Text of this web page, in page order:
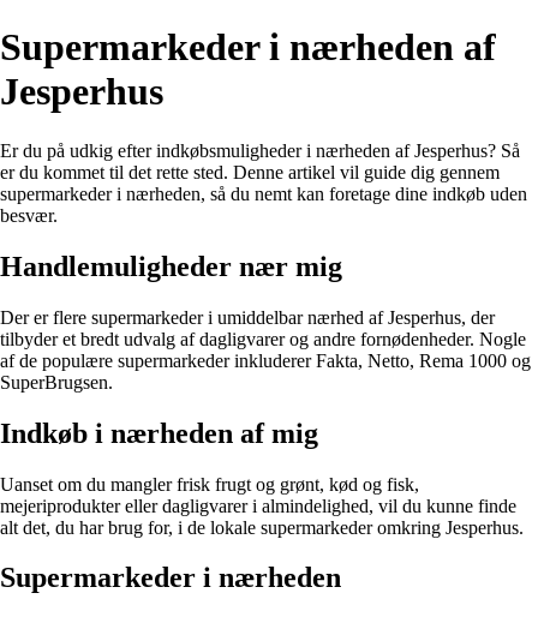
Supermarkeder i nærheden af
Jesperhus
Er du på udkig efter indkøbsmuligheder i nærheden af Jesperhus? Så
er du kommet til det rette sted. Denne artikel vil guide dig gennem
supermarkeder i nærheden, så du nemt kan foretage dine indkøb uden
besvær.
Handlemuligheder nær mig
Der er flere supermarkeder i umiddelbar nærhed af Jesperhus, der
tilbyder et bredt udvalg af dagligvarer og andre fornødenheder. Nogle
af de populære supermarkeder inkluderer Fakta, Netto, Rema 1000 og
SuperBrugsen.
Indkøb i nærheden af mig
Uanset om du mangler frisk frugt og grønt, kød og fisk,
mejeriprodukter eller dagligvarer i almindelighed, vil du kunne finde
alt det, du har brug for, i de lokale supermarkeder omkring Jesperhus.
Supermarkeder i nærheden